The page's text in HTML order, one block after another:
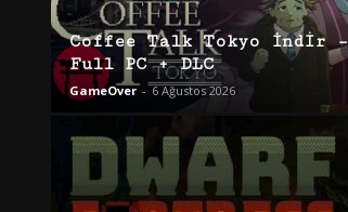
Coffee Talk Tokyo İndir –
Full PC + DLC
GameOver - 6 Ağustos 2026